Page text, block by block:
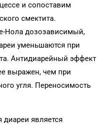
и сопоставим
смектита.
Нола дозозависимый,
уменьшаются при
Антидиарейный эффект
выражен, чем при
угля. Переносимость
является